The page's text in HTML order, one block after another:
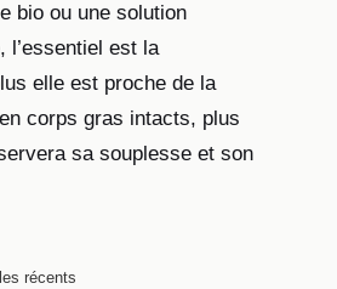
bio ou une solution
l’essentiel est la
elle est proche de la
corps gras intacts, plus
sa souplesse et son
récents